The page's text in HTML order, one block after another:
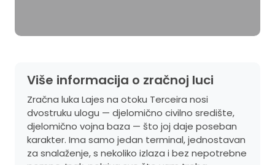
Više informacija o zračnoj luci
Zračna luka Lajes na otoku Terceira nosi
dvostruku ulogu — djelomično civilno središte,
djelomično vojna baza — što joj daje poseban
karakter. Ima samo jedan terminal, jednostavan
za snalaženje, s nekoliko izlaza i bez nepotrebne